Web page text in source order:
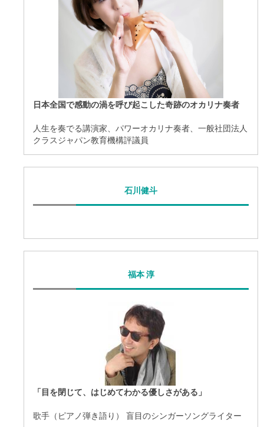
日本全国で感動の渦を呼び起こした奇跡のオカリナ奏者
人生を奏でる講演家、パワーオカリナ奏者、一般社団法人
クラスジャパン教育機構評議員
石川健斗
福本 淳
「目を閉じて、はじめてわかる優しさがある」
歌手（ピアノ弾き語り） 盲目のシンガーソングライター